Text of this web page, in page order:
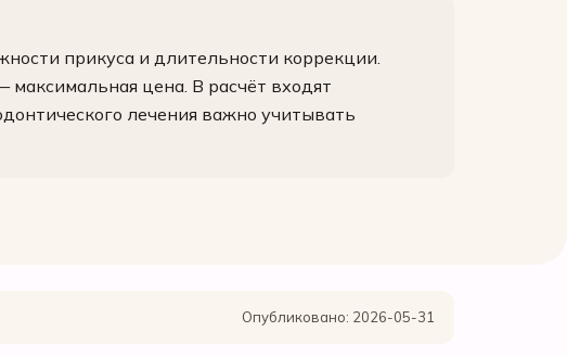
прикуса и длительности коррекции.
цена. В расчёт входят
лечения важно учитывать
Опубликовано: 2026-05-31